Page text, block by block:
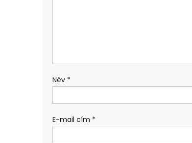
Név *
E-mail cím *